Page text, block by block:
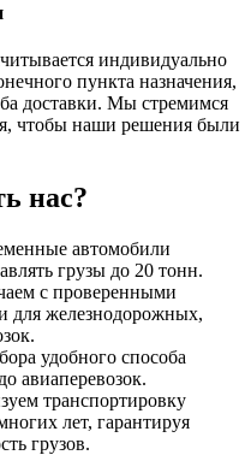
индивидуально
пункта назначения,
доставки. Мы стремимся
чтобы наши решения были
нас?
автомобили
грузы до 20 тонн.
с проверенными
для железнодорожных,
удобного способа
авиаперевозок.
транспортировку
лет, гарантируя
грузов.